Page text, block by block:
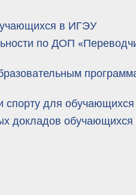
в ИГЭУ
по ДОП
спорту для
докладов